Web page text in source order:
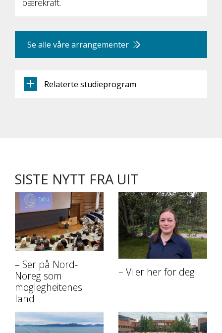
Se alle våre arrangementer
Relaterte studieprogram
SISTE NYTT FRA UIT
– Ser på Nord-
Noreg som
moglegheitenes
land
– Vi er her for deg!